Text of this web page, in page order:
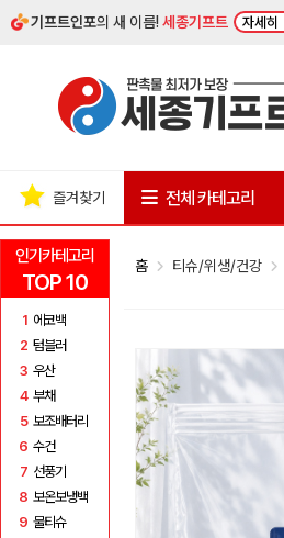
기프트인포의 새 이름!세종기프트 자세히
인기카테고리
TOP 10
1 에코백
2 텀블러
3 우산
4 부채
5 보조배터리
6 수건
7 선풍기
8 보온보냉백
9 물티슈
즐겨찾기 전체 카테고리
홈 티슈/위생/건강